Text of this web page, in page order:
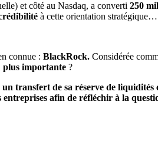
et côté au Nasdaq, a converti 250
à cette orientation
connue : BlackRock. Considérée
plus importante ?
transfert de sa réserve de
entreprises afin de réfléchir à la